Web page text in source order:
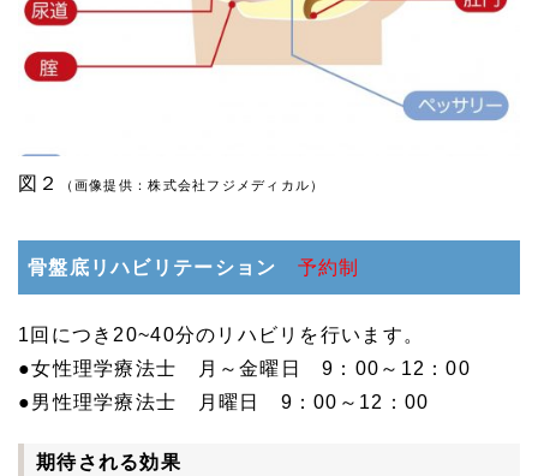
図２ （画像提供：株式会社フジメディカル）
骨盤底リハビリテーション 予約制
1回につき20~40分のリハビリを行います。
●女性理学療法士 月～金曜日 9：00～12：00
●男性理学療法士 月曜日 9：00～12：00
期待される効果